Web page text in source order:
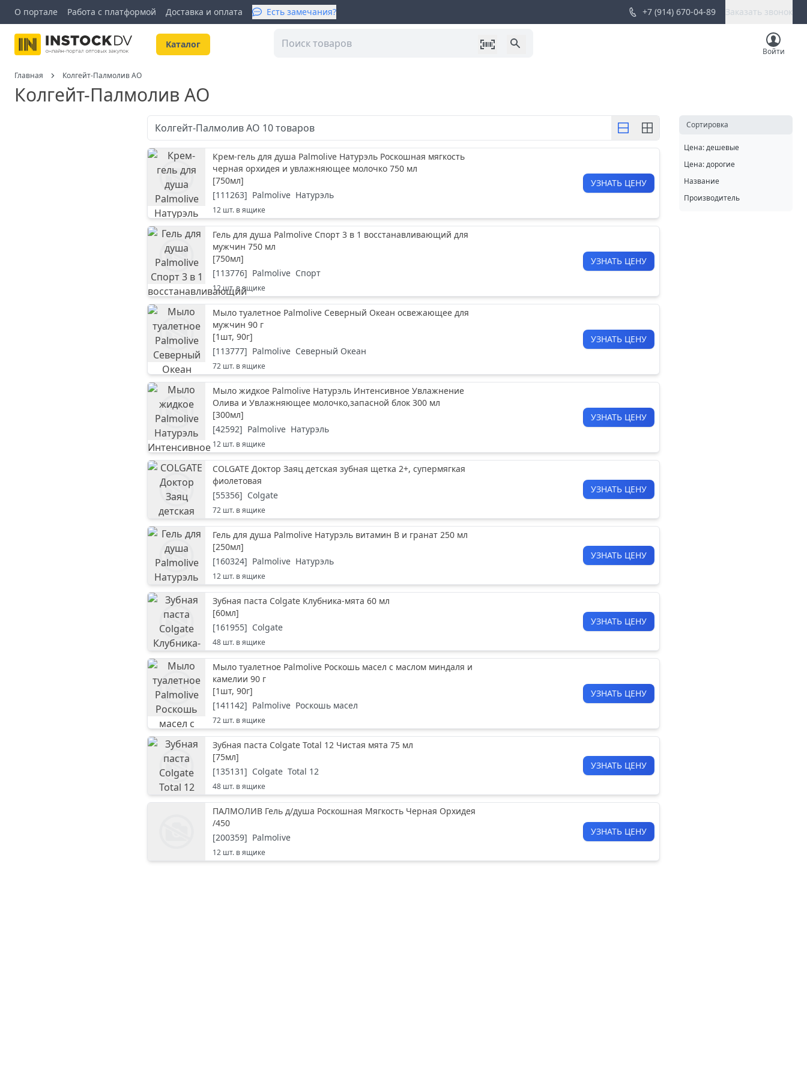
О портале Работа с платформой Доставка и оплата Есть замечания? +7 (914) 670-04-89 Заказать звонок
Kаталог
Войти
Главная Колгейт-Палмолив АО
Колгейт-Палмолив АО
Колгейт-Палмолив АО 10товаров
Крем-гель для душа Palmolive Натурэль Роскошная мягкость
черная орхидея и увлажняющее молочко 750 мл
[750мл]
[111263] Palmolive Натурэль
12 шт. в ящике
УЗНАТЬ ЦЕНУ
Гель для душа Palmolive Спорт 3 в 1 восстанавливающий для
мужчин 750 мл
[750мл]
[113776] Palmolive Спорт
12шт. в ящике
УЗНАТЬ ЦЕНУ
Мыло туалетное Palmolive Северный Океан освежающее для
мужчин 90 г
[1шт, 90г]
[113777] Palmolive Северный Океан
72 шт. в ящике
УЗНАТЬ ЦЕНУ
Мыло жидкое Palmolive Натурэль Интенсивное Увлажнение
Олива и Увлажняющее молочко,запасной блок 300 мл
[300мл]
[42592] Palmolive Натурэль
12 шт. в ящике
УЗНАТЬ ЦЕНУ
COLGATE Доктор Заяц детская зубная щетка 2+, супермягкая
фиолетовая
[55356] Colgate
72 шт. в ящике
УЗНАТЬ ЦЕНУ
Гель для душа Palmolive Натурэль витамин В и гранат 250 мл
[250мл]
[160324] Palmolive Натурэль
12 шт. в ящике
УЗНАТЬ ЦЕНУ
Зубная паста Colgate Клубника-мята 60 мл
[60мл]
[161955] Colgate
48 шт. в ящике
УЗНАТЬ ЦЕНУ
Мыло туалетное Palmolive Роскошь масел с маслом миндаля и
камелии 90 г
[1шт, 90г]
[141142] Palmolive Роскошь масел
72 шт. в ящике
УЗНАТЬ ЦЕНУ
Зубная паста Colgate Total 12 Чистая мята 75 мл
[75мл]
[135131] Colgate Total 12
48 шт. в ящике
УЗНАТЬ ЦЕНУ
ПАЛМОЛИВ Гель д/душа Pоскошная Мягкость Черная Орхидея
/450
[200359] Palmolive
12 шт. в ящике
УЗНАТЬ ЦЕНУ
Cортировка
Цена: дешевые
Цена: дорогие
Название
Производитель